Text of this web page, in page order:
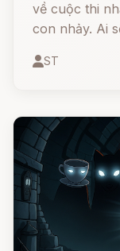
về cuộc thi
con nhảy. Ai
ST